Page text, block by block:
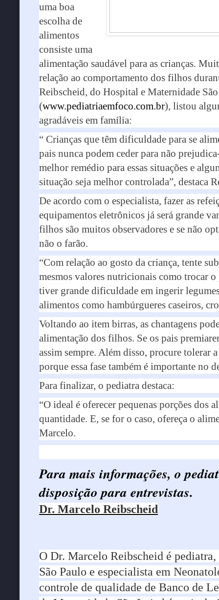
uma boa
escolha de
alimentos
consiste uma
alimentação saudável para as crianças.
relação ao comportamento dos filhos
Reibscheid, do Hospital e Maternidade
(www.pediatriaemfoco.com.br), listou
agradáveis em família:
“ Crianças que têm dificuldade para se
pais nunca podem ceder para não
melhor remédio para essas situações e
situação seja melhor controlada”, destaca
De acordo com o especialista, fazer as
equipamentos eletrônicos já será grande
filhos são muitos observadores e se não
não o farão.
“Com relação ao gosto da criança, tente
mesmos valores nutricionais como trocar
tiver grande dificuldade em ingerir
alimentos como hambúrgueres caseiros,
Voltando ao item birras, as chantagens
alimentação dos filhos. Se os pais
assim sempre. Além disso, procure tolerar
porque essa fase também é importante no
Para finalizar, o pediatra destaca:
“O ideal é oferecer pequenas porções
quantidade. E, se for o caso, ofereça o
Marcelo.
Para mais informações, o
disposição para entrevistas.
Dr. Marcelo Reibscheid
O Dr. Marcelo Reibscheid é
São Paulo e especialista em
controle de qualidade de Banco de